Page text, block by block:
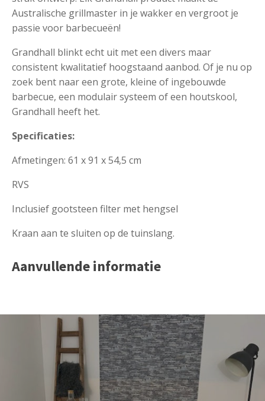
Australische grillmaster in je wakker en vergroot je
passie voor barbecueën!
Grandhall blinkt echt uit met een divers maar
consistent kwalitatief hoogstaand aanbod. Of je nu op
zoek bent naar een grote, kleine of ingebouwde
barbecue, een modulair systeem of een houtskool,
Grandhall heeft het.
Specificaties:
Afmetingen: 61 x 91 x 54,5 cm
RVS
Inclusief gootsteen filter met hengsel
Kraan aan te sluiten op de tuinslang.
Aanvullende informatie